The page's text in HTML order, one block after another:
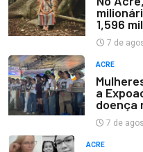
1,596
7 de
ACRE
a
doença
7 de
ACRE